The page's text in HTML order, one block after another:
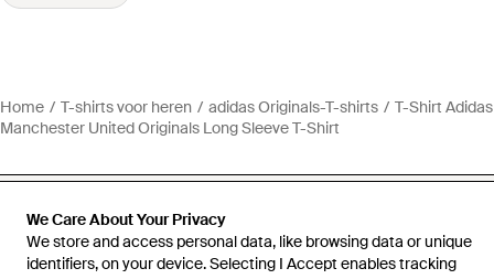
We Care About Your Privacy
We store and access personal data, like browsing data or unique
identifiers, on your device. Selecting I Accept enables tracking
Home T-shirts voor heren adidas Originals-T-shirts
T-Shirt Adidas
Manchester United Originals Long Sleeve T-Shirt
Hulp en informatie